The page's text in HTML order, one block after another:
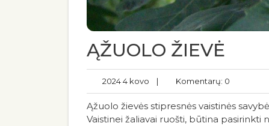
ĄŽUOLO ŽIEVĖ
2024 4 kovo | Komentarų: 0
Ąžuolo žievės stipresnės vaistinės
Vaistinei žaliavai ruošti, būtina pasirinkti